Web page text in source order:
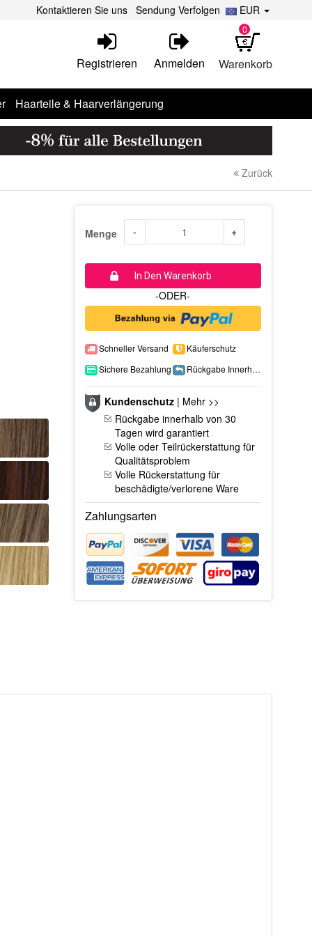
EUR
Kontaktieren Sie uns Sendung Verfolgen
Warenkorb
0
Registrieren Anmelden
Haarteile & Haarverlängerung
Zurück
Menge - +
In Den Warenkorb
-ODER-
Schneller Versand
Käuferschutz
Sichere Bezahlung
Rückgabe Innerhalb 15 Tage
Kundenschutz| Mehr >>
Rückgabe innerhalb von 30
Tagen wird garantiert
Volle oder Teilrückerstattung für
Qualitätsproblem
Volle Rückerstattung für
beschädigte/verlorene Ware
Zahlungsarten